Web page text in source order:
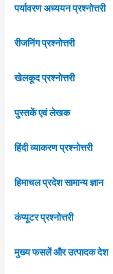
पर्यावरण अध्ययन प्रश्नोत्तरी
रीजनिंग प्रश्नोत्तरी
खेलकूद प्रश्नोत्तरी
पुस्तकें एवं लेखक
हिंदी व्याकरण प्रश्नोत्तरी
हिमाचल प्रदेश सामान्य ज्ञान
कंप्यूटर प्रश्नोत्तरी
मुख्य फसलें और उत्पादक देश